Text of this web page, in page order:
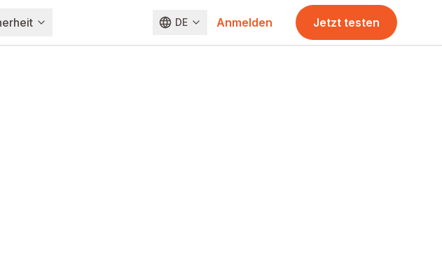
DE Anmelden Jetzt testen